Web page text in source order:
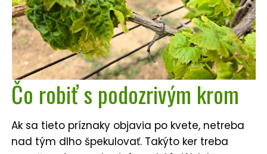
Čo robiť s podozrivým krom
Ak sa tieto príznaky objavia po kvete, netreba
nad tým dlho špekulovať. Takýto ker treba